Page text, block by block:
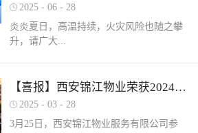
限公司的选手们表现卓越，凭借扎实的理
论知识、精湛的操作技能和临危不乱的现
场发挥，在物业管理师、电工、消防设施
市住房和城乡建设局指导、市物业管理行
业协会主办，是全市物业管理行业一年一
度规格最高、水平最强、影响最广的职业
技能盛会。本次竞赛，共有来自全市60余
2025 - 06 - 28
炎炎夏日，高温持续，火灾风险也随之攀
升，请广大...
业主做好夏季安全防范工作。风险在于防
范，平安才是幸福！西安锦江物业提醒
夏季高温，引发火灾事故占比较高，空
【喜报】西安锦江物业荣获2024年度优秀单位、全市技能竞赛优秀个人及优秀组织单位多项荣誉
2025 - 03 - 28
3月25日，西安锦江物业服务有限公司参